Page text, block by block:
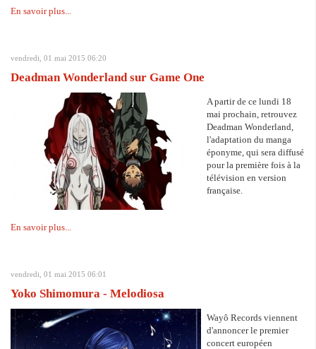
En savoir plus...
vendredi, 01 mai 2015 06:20
Deadman Wonderland sur Game One
A partir de ce lundi 18
mai prochain, retrouvez
Deadman Wonderland,
l'adaptation du manga
éponyme, qui sera diffusé
pour la première fois à la
télévision en version
française.
En savoir plus...
vendredi, 01 mai 2015 06:01
Yoko Shimomura - Melodiosa
Wayô Records viennent
d'annoncer le premier
concert européen